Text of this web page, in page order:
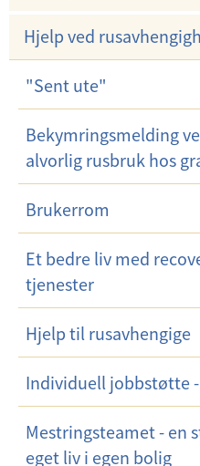
Hjelp ved
"Sent ute"
Bekymringsmelding
alvorlig rusbruk hos
Brukerrom
Et bedre liv med
tjenester
Hjelp til rusavhengige
Individuell jobbstøtte -
Mestringsteamet - en
eget liv i egen bolig